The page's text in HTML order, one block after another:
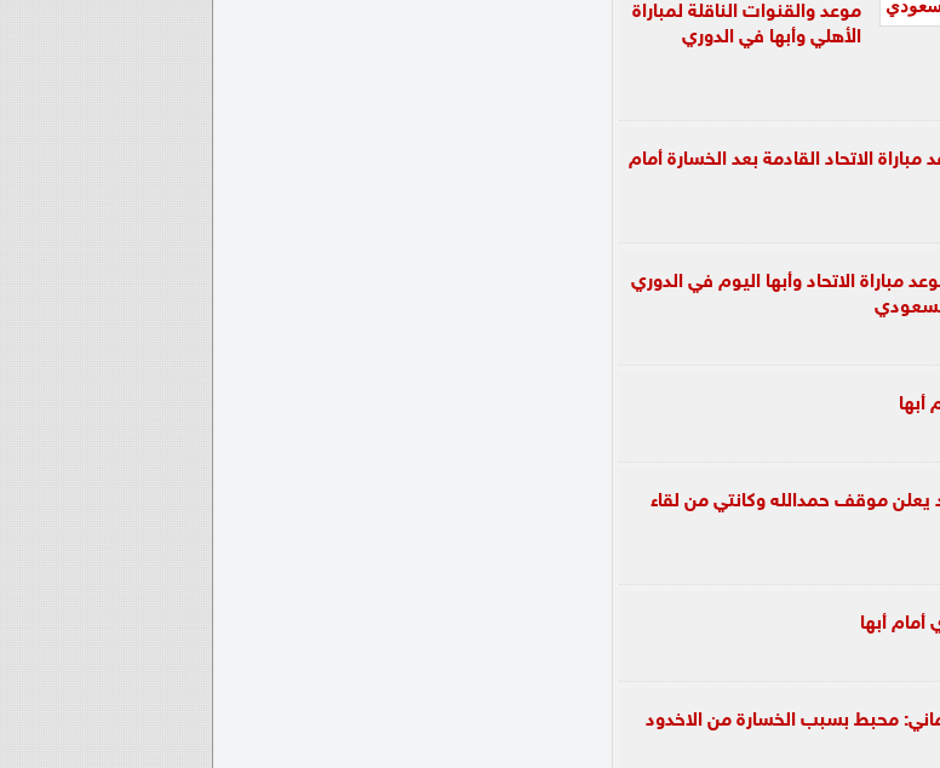
موعد والقنوات الناقلة لمباراة
الأهلي وأبها في الدوري
مباراة الاتحاد القادمة بعد الخسارة أمام
مباراة الاتحاد وأبها اليوم في الدوري
يعلن موقف حمدالله وكانتي من لقاء
أمام أبها
محبط بسبب الخسارة من الاخدود